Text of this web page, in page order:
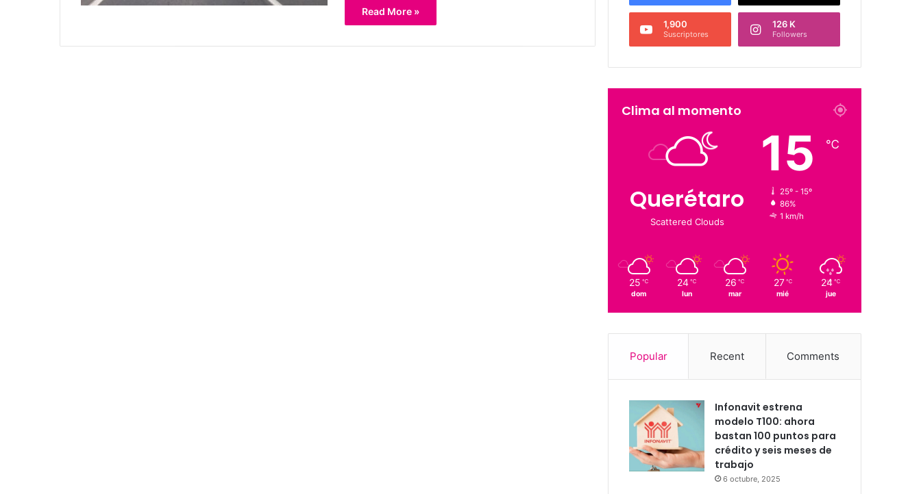
Read More »
1,900
Suscriptores
126 K
Followers
Clima al momento
Querétaro
Scattered Clouds
15 ℃
25º - 15º
86%
1 km/h
25 ℃
dom
24 ℃
lun
26 ℃
mar
27 ℃
mié
24 ℃
jue
Popular Recent Comments
Infonavit estrena
modelo T100: ahora
bastan 100 puntos para
crédito y seis meses de
trabajo
6 octubre, 2025